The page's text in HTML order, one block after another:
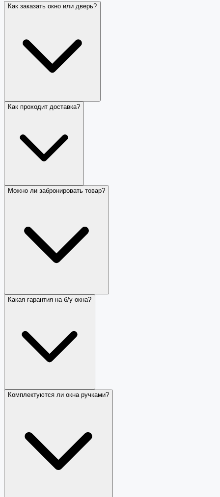
Как заказать окно или дверь?
Как проходит доставка?
Можно ли забронировать товар?
Какая гарантия на б/у окна?
Комплектуются ли окна ручками?